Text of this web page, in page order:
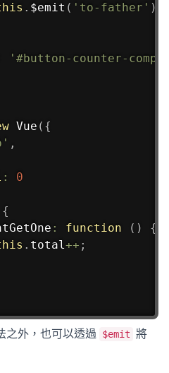
. $emit ( 'to-father' )
'#button-counter-
Vue ( {
,
:
0
{
: function ( )
{
. total++ ;
之外，也可以透過 $emit 將